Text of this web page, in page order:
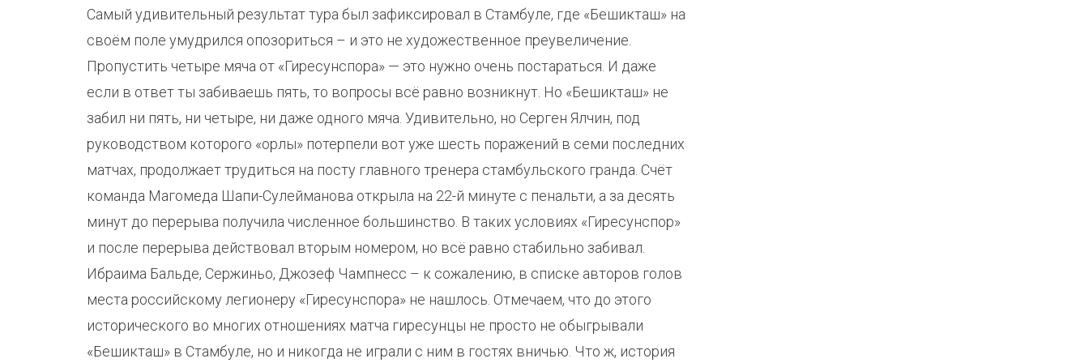
Самый удивительный результат тура был зафиксировал в Стамбуле, где «Бешикташ» на
своём поле умудрился опозориться – и это не художественное преувеличение.
Пропустить четыре мяча от «Гиресунспора» — это нужно очень постараться. И даже
если в ответ ты забиваешь пять, то вопросы всё равно возникнут. Но «Бешикташ» не
забил ни пять, ни четыре, ни даже одного мяча. Удивительно, но Серген Ялчин, под
руководством которого «орлы» потерпели вот уже шесть поражений в семи последних
матчах, продолжает трудиться на посту главного тренера стамбульского гранда. Счёт
команда Магомеда Шапи-Сулейманова открыла на 22-й минуте с пенальти, а за десять
минут до перерыва получила численное большинство. В таких условиях «Гиресунспор»
и после перерыва действовал вторым номером, но всё равно стабильно забивал.
Ибраима Бальде, Сержиньо, Джозеф Чампнесс – к сожалению, в списке авторов голов
места российскому легионеру «Гиресунспора» не нашлось. Отмечаем, что до этого
исторического во многих отношениях матча гиресунцы не просто не обыгрывали
«Бешикташ» в Стамбуле, но и никогда не играли с ним в гостях вничью. Что ж, история